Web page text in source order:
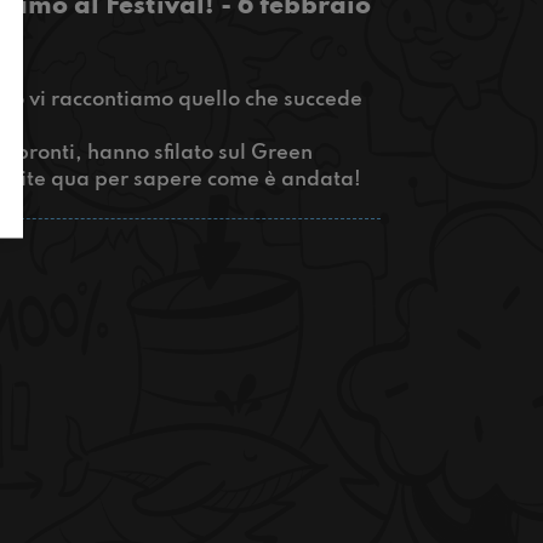
al Festival! - 6 febbraio
vi raccontiamo quello che succede
pronti, hanno sfilato sul Green
qua per sapere come è andata!